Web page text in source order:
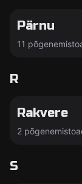
Pärnu
11
R
Rakvere
2
S